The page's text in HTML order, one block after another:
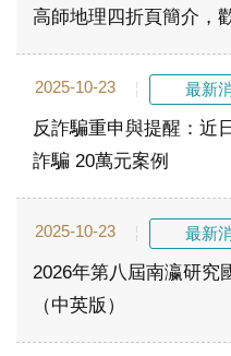
高師地理四折頁簡介，
2025-10-23 最新
反詐騙重申與提醒：近
詐騙 20萬元案例
2025-10-23 最新
2026年第八屆南瀛研究
（中英版）